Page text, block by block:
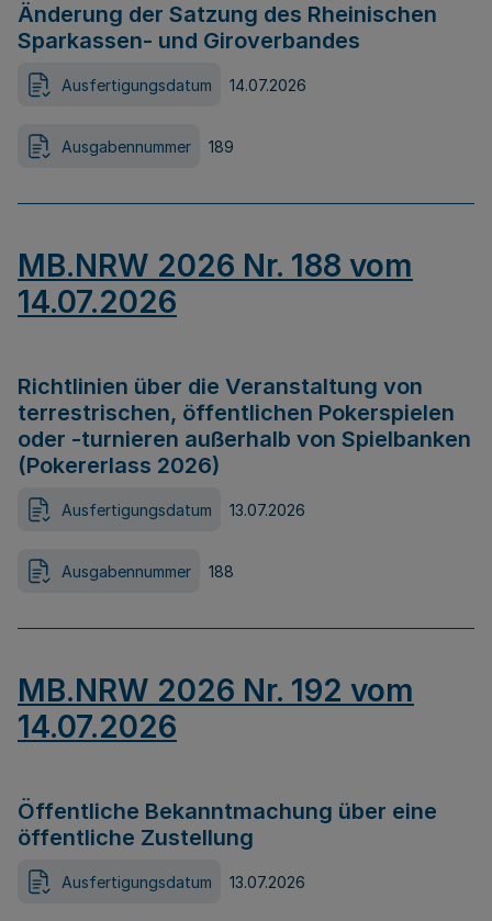
Änderung der Satzung des Rheinischen
Sparkassen- und Giroverbandes
Ausfertigungsdatum 14.07.2026
Ausgabennummer 189
MB.NRW 2026 Nr. 188 vom
14.07.2026
Richtlinien über die Veranstaltung von
terrestrischen, öffentlichen Pokerspielen
oder -turnieren außerhalb von Spielbanken
(Pokererlass 2026)
Ausfertigungsdatum 13.07.2026
Ausgabennummer 188
MB.NRW 2026 Nr. 192 vom
14.07.2026
Öffentliche Bekanntmachung über eine
öffentliche Zustellung
Ausfertigungsdatum 13.07.2026